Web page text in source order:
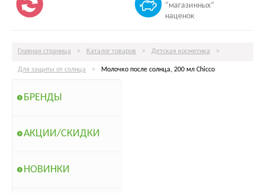
“магазинных”
наценок
Главная страница > Каталог товаров > Детская косметика >
Для защиты от солнца > Молочко после солнца, 200 мл Chicco
БРЕНДЫ
АКЦИИ/СКИДКИ
НОВИНКИ